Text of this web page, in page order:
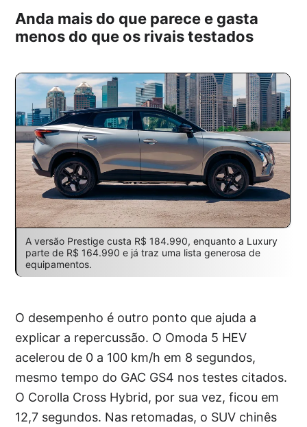
Anda mais do que parece e gasta
menos do que os rivais testados
A versão Prestige custa R$ 184.990, enquanto a Luxury
parte de R$ 164.990 e já traz uma lista generosa de
equipamentos.
O desempenho é outro ponto que ajuda a
explicar a repercussão. O Omoda 5 HEV
acelerou de 0 a 100 km/h em 8 segundos,
mesmo tempo do GAC GS4 nos testes citados.
O Corolla Cross Hybrid, por sua vez, ficou em
12,7 segundos. Nas retomadas, o SUV chinês